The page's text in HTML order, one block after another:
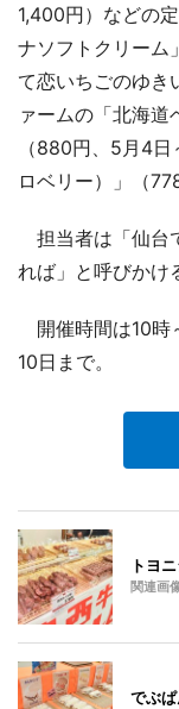
1,400円）などの
ナソフトクリーム
て恋いちごのゆき
ァームの「北海道
（880円、5月4
ロベリー）」（
担当者は「仙台
れば」と呼びかけ
開催時間は10時
10日まで。
トヨ
関連画
でぶ